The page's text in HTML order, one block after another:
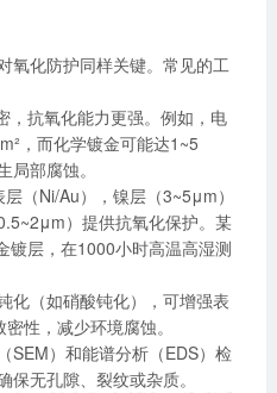
氧化防护同样关键。常见的工
，抗氧化能力更强。例如，电
，而化学镀金可能达1~5
局部腐蚀。
（Ni/Au），镍层（3~5μm）
）提供抗氧化保护。某
层，在1000小时高温高湿测
化（如硝酸钝化），可增强表
性，减少环境腐蚀。
SEM）和能谱分析（EDS）检
无孔隙、裂纹或杂质。